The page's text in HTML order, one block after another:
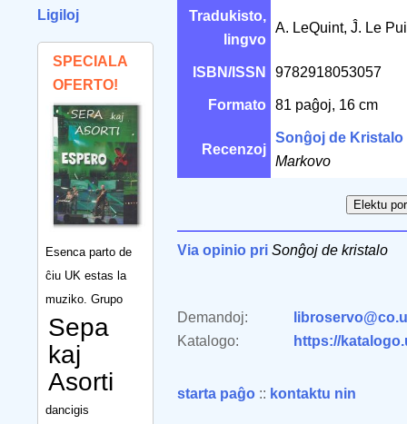
Ligiloj
SPECIALA
OFERTO!
Esenca parto de
ĉiu UK estas la
muziko. Grupo
Sepa
kaj
Asorti
dancigis
Tradukisto,
lingvo
A. LeQuint, Ĵ. Le
ISBN/ISSN 9782918053057
Formato 81 paĝoj, 16 cm
Recenzoj
Sonĝoj de Kristalo
Markovo
Via opinio pri Sonĝoj de kristalo
Demandoj:
Katalogo:
https://
starta paĝo :: kontaktu nin